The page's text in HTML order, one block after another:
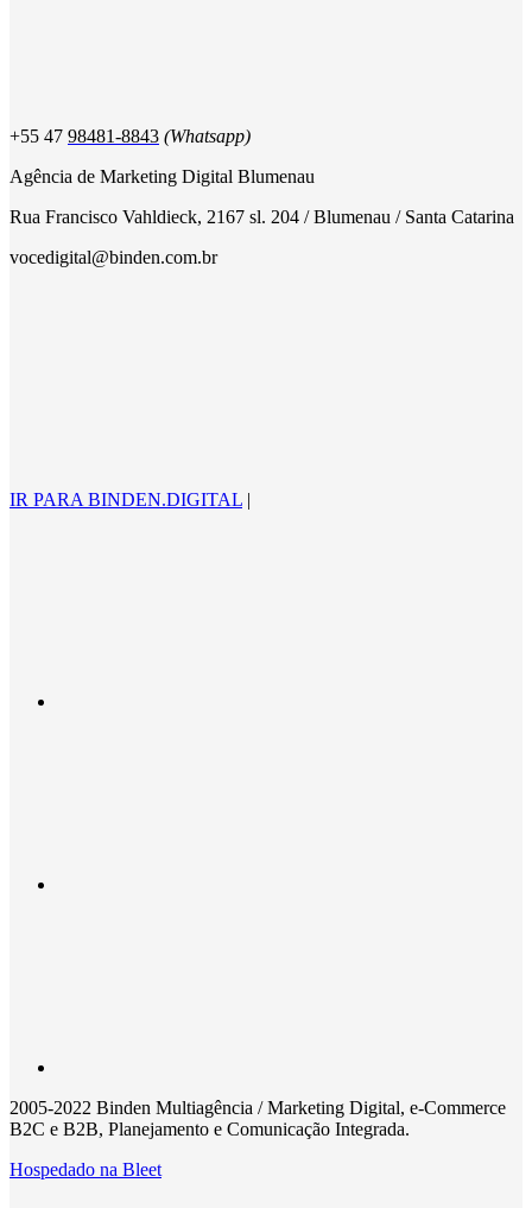
+55 47 98481-8843 (Whatsapp)
Agência de Marketing Digital Blumenau
Rua Francisco Vahldieck, 2167 sl. 204 / Blumenau / Santa Catarina
vocedigital@binden.com.br
IR PARA BINDEN.DIGITAL |
2005-2022 Binden Multiagência / Marketing Digital, e-Commerce
B2C e B2B, Planejamento e Comunicação Integrada.
Hospedado na Bleet